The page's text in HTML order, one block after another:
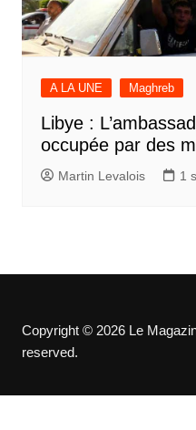
A LA UNE Maghreb
Libye :
occupée par des
Martin Levalois 1
Copyright © 2026 Le
reserved.